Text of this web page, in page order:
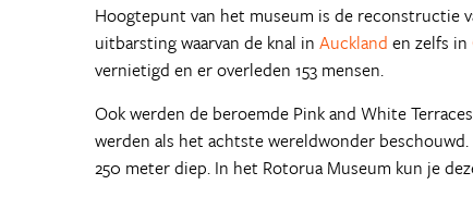
Hoogtepunt van het museum is de reconstructie
uitbarsting waarvan de knal in Auckland en zelfs in
vernietigd en er overleden 153 mensen.
Ook werden de beroemde Pink and White
werden als het achtste wereldwonder
250 meter diep. In het Rotorua Museum kun je